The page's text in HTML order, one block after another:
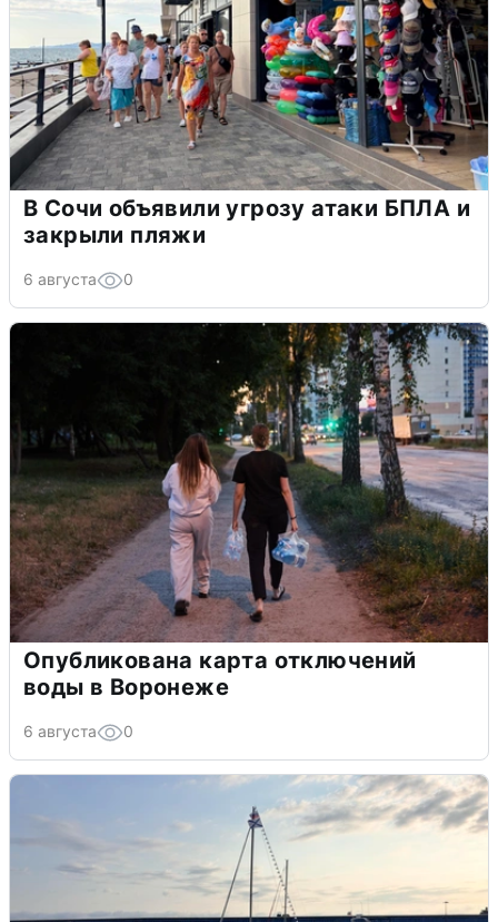
В Сочи объявили угрозу атаки БПЛА и
закрыли пляжи
6 августа 0
Опубликована карта отключений
воды в Воронеже
6 августа 0